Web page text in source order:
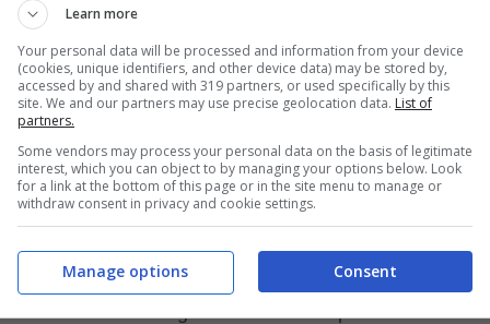
la situazione se la causa è lo stress?
evitiamo distressarlo con troppe carezze, e
ad esempio la lettiera dove vuole (spesso
e senza pressioni.
al tratto urinario: questo perché il normale
dell’età. I gatti che hanno superato i
Learn more
Your personal data will be processed and information from your device
(cookies, unique identifiers, and other device data) may be stored by,
accessed by and shared with 319 partners, or used specifically by this
site. We and our partners may use precise geolocation data. List of
partners.
Some vendors may process your personal data on the basis of legitimate
interest, which you can object to by managing your options below. Look
for a link at the bottom of this page or in the site menu to manage or
withdraw consent in privacy and cookie settings.
Consent
Manage options